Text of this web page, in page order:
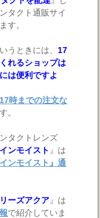
タクト通販サイ
す。
うときには、 17
れるショップは
は便利ですよ
時までの注文な
。
タクトレンズ
ンモイスト 』は
ンモイスト』通
ーズアクア』は
で紹介していま